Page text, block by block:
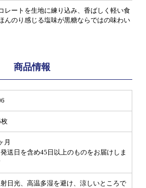
レートを生地に練り込み、香ばしく軽い食
んのり感じる塩味が黒糖ならではの味わい
商品情報
枚
月
送日を含め45日以上のものをお届けしま
日光、高温多湿を避け、涼しいところで